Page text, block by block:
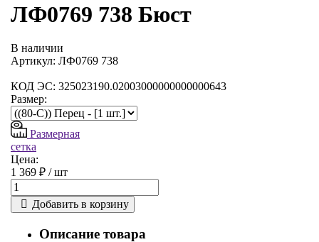
ЛФ0769 738 Бюст
В наличии
Артикул: ЛФ0769 738
КОД ЭС: 325023190.02003000000000000643
Размер:
Размерная
сетка
Цена:
1 369 ₽ /шт
Добавить в корзину
Описание товара